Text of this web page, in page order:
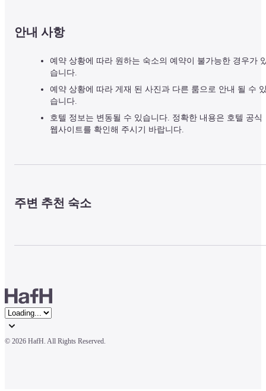
안내 사항
예약 상황에 따라 원하는 숙소의 예약이 불가능한 경우가
습니다.
예약 상황에 따라 게재 된 사진과 다른 룸으로 안내 될 수
습니다.
호텔 정보는 변동될 수 있습니다. 정확한 내용은 호텔 공식
웹사이트를 확인해 주시기 바랍니다.
주변 추천 숙소
© 2026 HafH. All Rights Reserved.